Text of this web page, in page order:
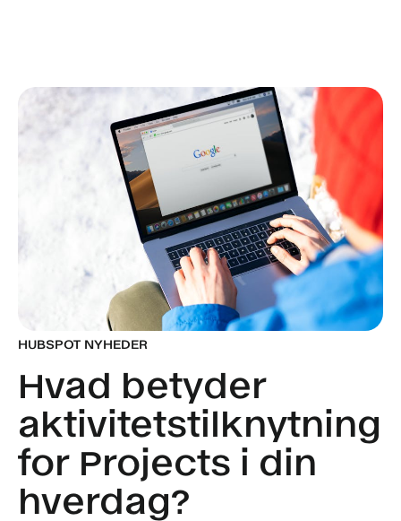
HUBSPOT NYHEDER
Hvad betyder
aktivitetstilknytning
for Projects i din
hverdag?